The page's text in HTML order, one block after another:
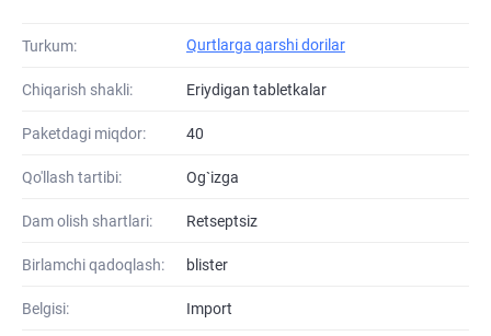
Turkum: Qurtlarga qarshi dorilar
Chiqarish shakli: Eriydigan tabletkalar
Paketdagi miqdor: 40
Qo'llash tartibi: Og`izga
Dam olish shartlari: Retseptsiz
Birlamchi qadoqlash: blister
Belgisi: Import